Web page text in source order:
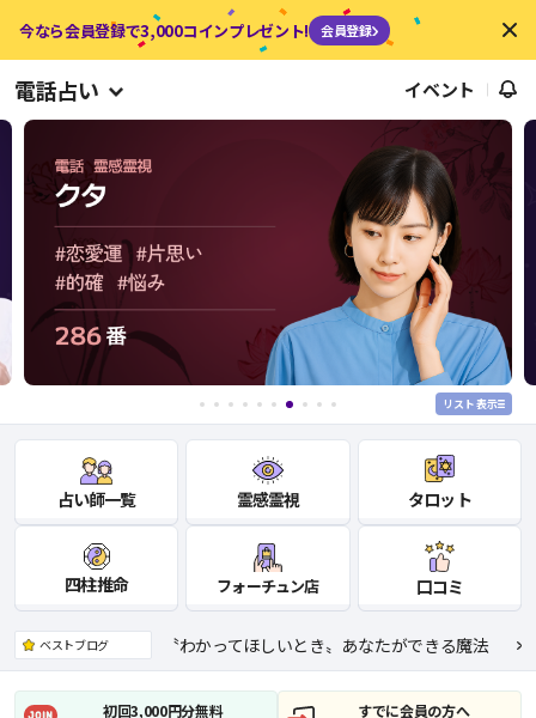
今なら会員登録で3,000コインプレゼント! 会員登録
電話占い イベント
リスト表示
占い師一覧 霊感霊視 タロット
四柱推命 フォーチュン店 口コミ
ベストブログ 〝わかってほしいとき〟あなたができる魔法
初回3,000円分無料
すでに会員の方へ